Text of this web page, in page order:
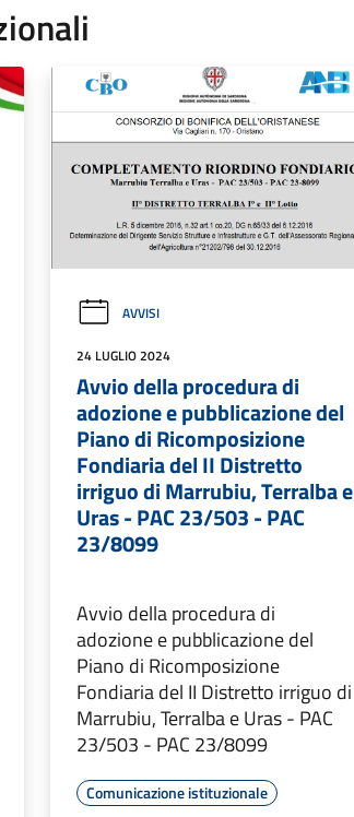
AVVISI
24 LUGLIO 2024
Avvio della procedura di
adozione e pubblicazione del
Piano di Ricomposizione
Fondiaria del II Distretto
irriguo di Marrubiu, Terralba e
Uras - PAC 23/503 - PAC
23/8099
Avvio della procedura di
adozione e pubblicazione del
Piano di Ricomposizione
Fondiaria del II Distretto irriguo di
Marrubiu, Terralba e Uras - PAC
23/503 - PAC 23/8099
Comunicazione istituzionale